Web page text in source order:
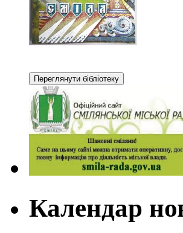
Календар